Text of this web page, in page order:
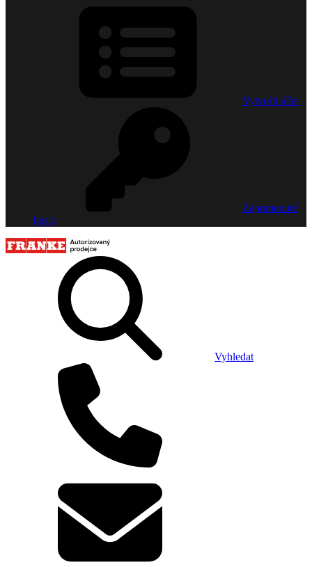
Vytvořit účet
Zapomenuté
heslo
Vyhledat